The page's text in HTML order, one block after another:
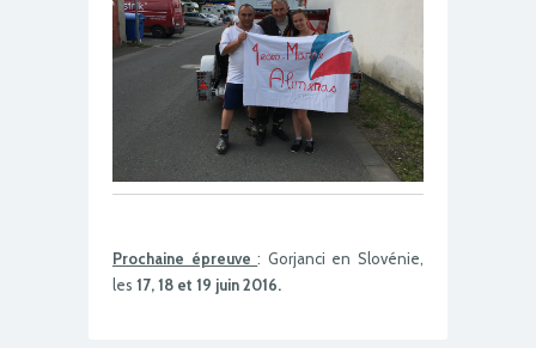
Prochaine épreuve: Gorjanci en Slovénie,
les 17, 18 et 19 juin 2016.